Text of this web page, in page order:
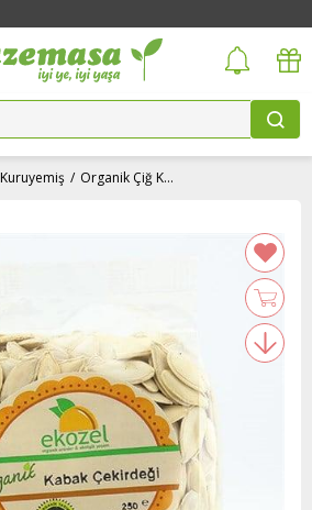
Kuruyemiş Organik Çiğ Kabak Çekirdeği (250 gr) Ekozel